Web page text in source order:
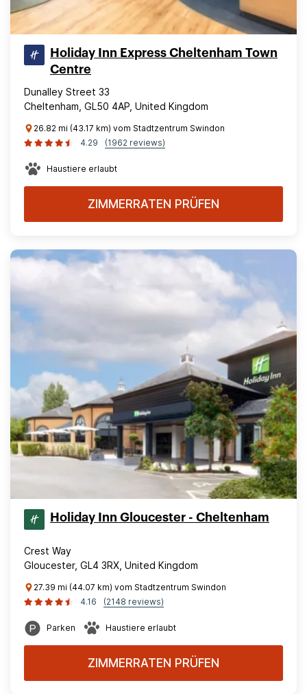
Holiday Inn Express Cheltenham Town
Centre
Dunalley Street 33
Cheltenham, GL50 4AP, United Kingdom
26.82 mi (43.17 km) vom Stadtzentrum Swindon
4.29
(1962 reviews)
Haustiere erlaubt
ZIMMERRATEN PRÜFEN
Holiday Inn Gloucester - Cheltenham
Crest Way
Gloucester, GL4 3RX, United Kingdom
27.39 mi (44.07 km) vom Stadtzentrum Swindon
4.16
(2148 reviews)
Parken Haustiere erlaubt
ZIMMERRATEN PRÜFEN